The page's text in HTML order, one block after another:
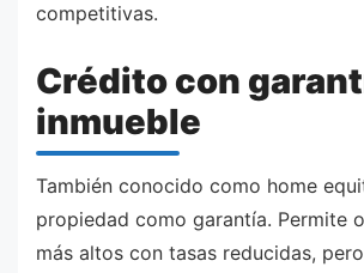
competitivas.
Crédito con
inmueble
También conocido como home
propiedad como garantía. Permite
más altos con tasas reducidas,